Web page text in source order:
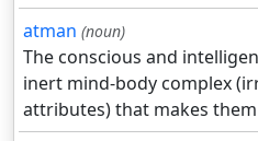
atman (noun)
The conscious and
inert mind-body complex
attributes) that makes